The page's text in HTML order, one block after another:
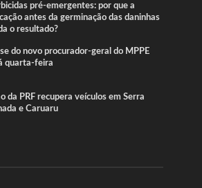
pré-emergentes: por que a
antes da germinação das daninhas
o resultado?
do novo procurador-geral do MPPE
quarta-feira
da PRF recupera veículos em Serra
e Caruaru